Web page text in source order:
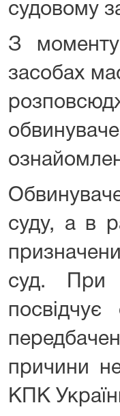
судовому
З
засобах
суду, а в
суд. При
причини
КПК